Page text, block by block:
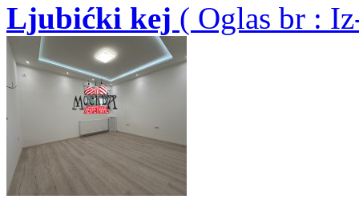
Ljubićki kej ( Oglas br :